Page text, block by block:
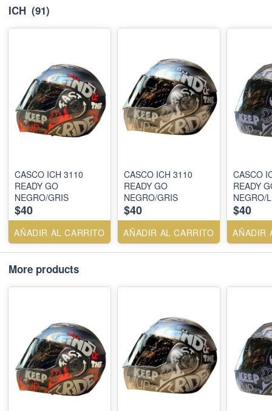
ICH (91)
CASCO ICH 3110
READY GO
NEGRO/GRIS
$40
AÑADIR AL CARRITO
CASCO ICH 3110
READY GO
NEGRO/GRIS
$40
AÑADIR AL CARRITO
CASCO
READY
NEGRO/
$40
AÑADIR
More products